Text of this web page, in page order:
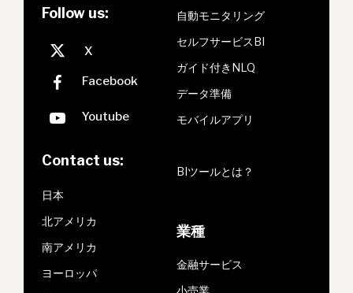
Follow us:
Contact us:
日本
北アメリカ
南アメリカ
ヨーロッパ
自動モニタリング
セルフサービスBI
ガイド付きNLQ
データ準備
モバイルアプリ
BIツールとは？
業種
金融サービス
小売業